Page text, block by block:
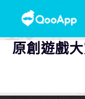
原創遊戲